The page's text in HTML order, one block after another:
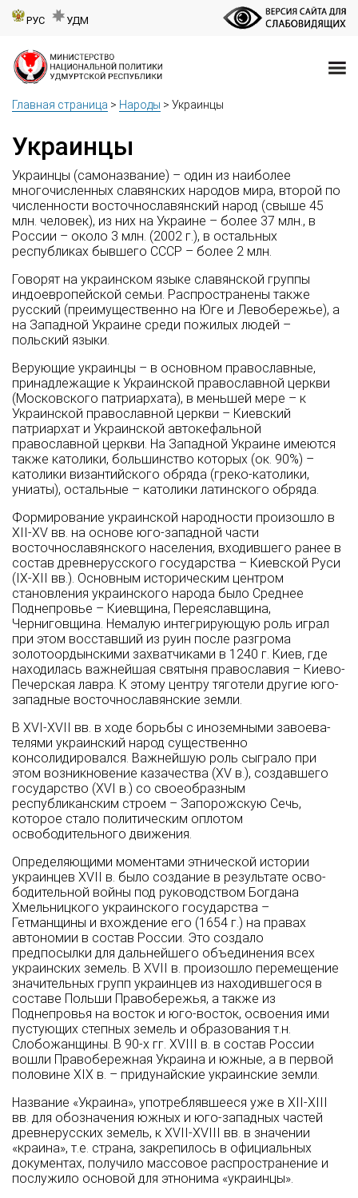
РУС УДМ
Главная страница > Народы > Украинцы
Украинцы
Украинцы (самоназвание) – один из наиболее
многочисленных славянских народов мира, второй по
численности восточнославянский народ (свыше 45
млн. человек), из них на Украине – более 37 млн., в
России – около 3 млн. (2002 г.), в остальных
республиках бывшего СССР – более 2 млн.
Говорят на украинском языке славянской группы
индоевропейской семьи. Распространены также
русский (преимущественно на Юге и Левобережье), а
на Западной Украине среди пожилых людей –
польский языки.
Верующие украинцы – в основном православные,
принадлежащие к Украинской православной церкви
(Московского патриархата), в меньшей мере – к
Украинской православной церкви – Киевский
патриархат и Украинской автокефальной
православной церкви. На Западной Украине имеются
также католики, большинство которых (ок. 90%) –
католики византийского обряда (греко-католики,
униаты), остальные – католики латинского обряда.
Формирование украинской народности произош­ло в
XII-XV вв. на основе юго-западной части
восточнославянского населения, входившего ранее в
состав древнерусского государства – Киевской Руси
(IX-XII вв.). Основ­ным историческим центром
становления украинского народа было Среднее
Поднепровье – Киевщина, Переяславщина,
Черниговщина. Немалую интегрирующую роль играл
при этом восставший из руин после разгрома
золотоордынскими за­хватчиками в 1240 г. Киев, где
находилась важнейшая святыня православия – Киево-
Печерская лавра. К этому центру тяго­тели другие юго-
западные восточнославянские земли.
В XVI-XVII вв. в ходе борьбы с иноземными завоева­
телями украинский народ существенно
консолидировался. Важнейшую роль сыграло при
этом возникновение казаче­ства (XV в.), создавшего
государство (XVI в.) со своеобразным
республиканским строем – Запорожскую Сечь,
которое стало политическим оплотом
освободительного движения.
Определяющими моментами этнической ис­тории
украинцев XVII в. было создание в результате осво­
бодительной войны под руководством Богдана
Хмельницкого украинского государства –
Гетманщины и вхождение его (1654 г.) на пра­вах
автономии в состав России. Это со­здало
предпосылки для дальнейшего объединения всех
украинских земель. В XVII в. произошло перемещение
значительных групп украинцев из находившегося в
составе Польши Правобережья, а также из
Поднепровья на восток и юго-восток, освоения ими
пустующих степных земель и образования т.н.
Слобожанщины. В 90-х гг. XVIII в. в состав России
вошли Правобережная Украина и южные, а в первой
половине XIX в. – придунайские украинские земли.
Название «Украина», употреблявшее­ся уже в XII-XIII
вв. для обозначения юж­ных и юго-западных частей
древнерусских земель, к XVII-XVIII вв. в значении
«краина», т.е. страна, закрепилось в официальных
документах, получило массовое распространение и
по­служило основой для этнонима «украинцы».